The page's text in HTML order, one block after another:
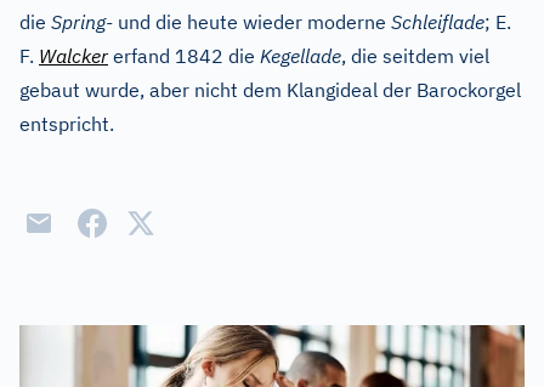
die Spring- und die heute wieder moderne Schleiflade; E.
F. Walcker erfand 1842 die Kegellade, die seitdem viel
gebaut wurde, aber nicht dem Klangideal der Barockorgel
entspricht.